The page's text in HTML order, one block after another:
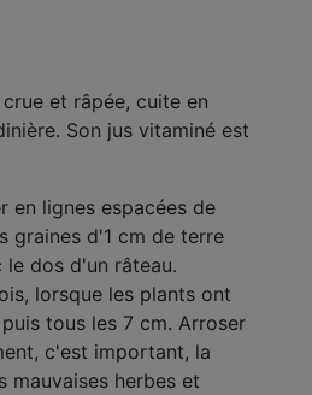
et râpée, cuite en
Son jus vitaminé est
en lignes espacées de
graines d'1 cm de terre
dos d'un râteau.
lorsque les plants ont
tous les 7 cm. Arroser
c'est important, la
mauvaises herbes et